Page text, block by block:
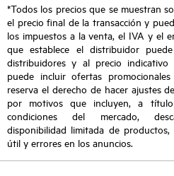
*Todos los precios que se muestran
el precio final de la transacción y
los impuestos a la venta, el IVA y el
que establece el distribuidor
distribuidores y al precio indicativo
puede incluir ofertas
reserva el derecho de hacer ajustes
por motivos que incluyen, a
condiciones del mercado,
disponibilidad limitada de
útil y errores en los anuncios.